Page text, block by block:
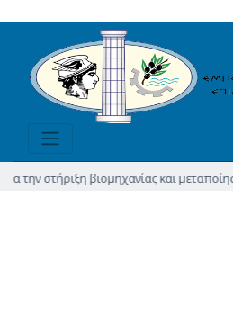
βιομηχανίας και μεταποίησης –